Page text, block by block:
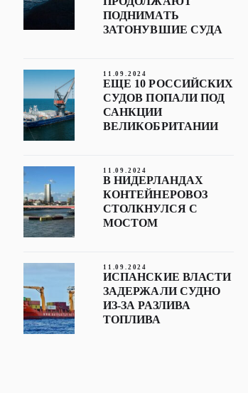
ПОДНИМАТЬ
ЗАТОНУВШИЕ СУДА
11.09.2024
ЕЩЕ 10 РОССИЙСКИХ
СУДОВ ПОПАЛИ ПОД
САНКЦИИ
ВЕЛИКОБРИТАНИИ
11.09.2024
В НИДЕРЛАНДАХ
КОНТЕЙНЕРОВОЗ
СТОЛКНУЛСЯ С
МОСТОМ
11.09.2024
ИСПАНСКИЕ ВЛАСТИ
ЗАДЕРЖАЛИ СУДНО
ИЗ-ЗА РАЗЛИВА
ТОПЛИВА